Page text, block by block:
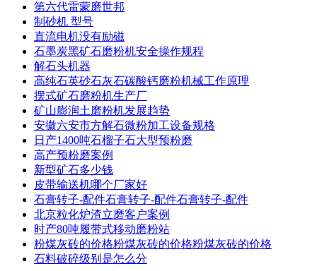
第六代雷蒙磨世邦
制砂机 型号
直流电机没有励磁
石墨炭黑矿石磨粉机安全操作规程
解石头机器
高纯石英砂石灰石碳酸钙磨粉机械工作原理
摆式矿石磨粉机生产厂
矿山膨润土磨粉机发展趋势
安徽六安市方解石微粉加工设备规格
日产1400吨石榴子石大型预粉磨
高产预粉磨案例
新型矿石多少钱
皮带输送机哪个厂家好
石膏转子-配件石膏转子-配件石膏转子-配件
北京粒化炉渣立磨客户案例
时产80吨履带式移动磨粉站
粉煤灰砖的价格粉煤灰砖的价格粉煤灰砖的价格
石料破碎级别是怎么分